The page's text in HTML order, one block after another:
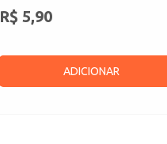
R$ 5,90
ADICIONAR